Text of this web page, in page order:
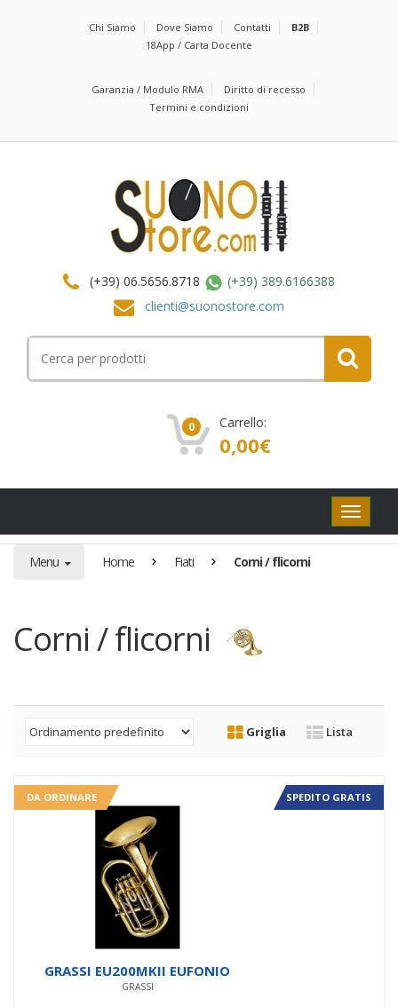
Chi Siamo Dove Siamo Contatti
B2B
18App / Carta Docente
Garanzia / Modulo RMA
Diritto di recesso
Termini e condizioni
(+39) 06.5656.8718
(+39) 389.6166388
clienti@suonostore.com
per:
0 Carrello:
0,00€
Pulsanti
di
Menu Home Fiati Corni / flicorni
Corni / flicorni
Griglia Lista
DA ORDINARE SPEDITO GRATIS
GRASSI EU200MKII EUFONIO
GRASSI